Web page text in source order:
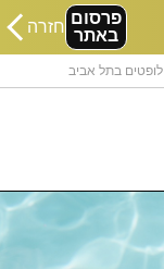
פרסום
באתר חזרה
לופטים בתל אביב